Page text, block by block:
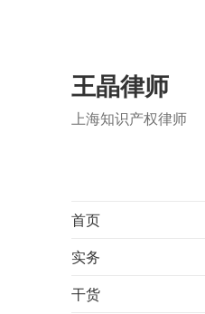
王晶律师
上海知识产权律师
首页
实务
干货